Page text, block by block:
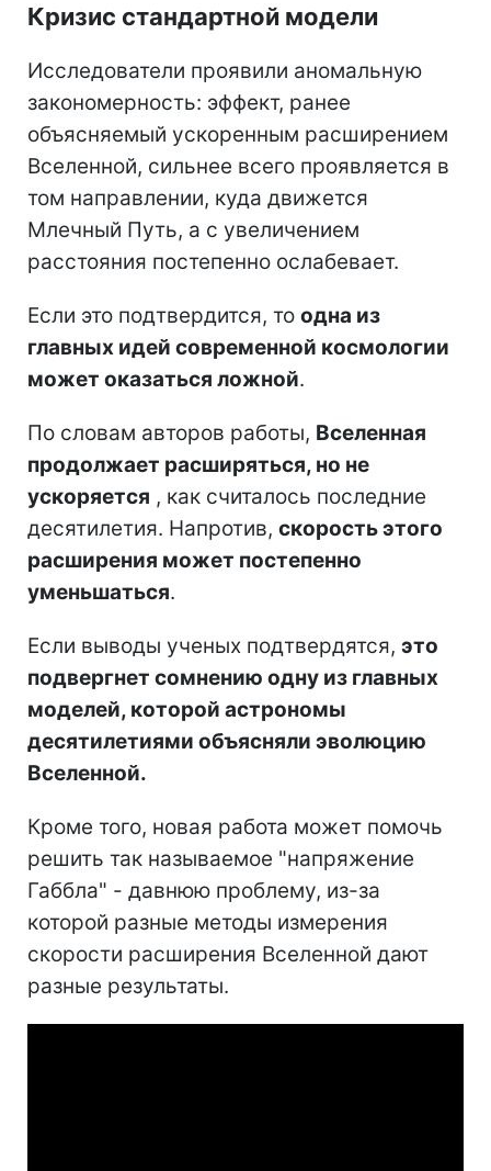
Кризис стандартной модели
Исследователи проявили аномальную
закономерность: эффект, ранее
объясняемый ускоренным расширением
Вселенной, сильнее всего проявляется в
том направлении, куда движется
Млечный Путь, а с увеличением
расстояния постепенно ослабевает.
Если это подтвердится, то одна из
главных идей современной космологии
может оказаться ложной.
По словам авторов работы, Вселенная
продолжает расширяться, но не
ускоряется , как считалось последние
десятилетия. Напротив, скорость этого
расширения может постепенно
уменьшаться.
Если выводы ученых подтвердятся, это
подвергнет сомнению одну из главных
моделей, которой астрономы
десятилетиями объясняли эволюцию
Вселенной.
Кроме того, новая работа может помочь
решить так называемое "напряжение
Габбла" - давнюю проблему, из-за
которой разные методы измерения
скорости расширения Вселенной дают
разные результаты.